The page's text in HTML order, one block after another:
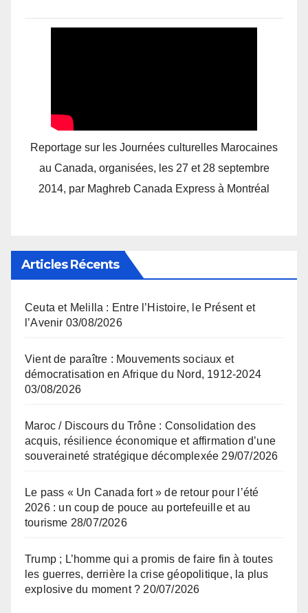
Reportage sur les Journées culturelles Marocaines
au Canada, organisées, les 27 et 28 septembre
2014, par Maghreb Canada Express à Montréal
Articles Récents
Ceuta et Melilla : Entre l’Histoire, le Présent et
l’Avenir 03/08/2026
Vient de paraître : Mouvements sociaux et
démocratisation en Afrique du Nord, 1912-2024
03/08/2026
Maroc / Discours du Trône : Consolidation des
acquis, résilience économique et affirmation d’une
souveraineté stratégique décomplexée 29/07/2026
Le pass « Un Canada fort » de retour pour l’été
2026 : un coup de pouce au portefeuille et au
tourisme 28/07/2026
Trump ; L’homme qui a promis de faire fin à toutes
les guerres, derrière la crise géopolitique, la plus
explosive du moment ? 20/07/2026